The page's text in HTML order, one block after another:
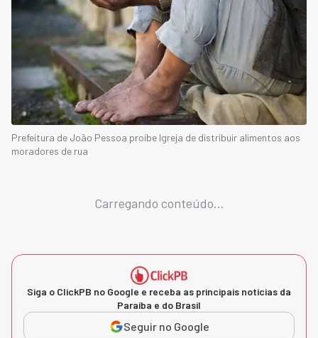
Prefeitura de João Pessoa proíbe Igreja de distribuir alimentos aos
moradores de rua
Carregando conteúdo...
Siga o ClickPB no Google e receba as principais notícias da
Paraíba e do Brasil
Seguir no Google